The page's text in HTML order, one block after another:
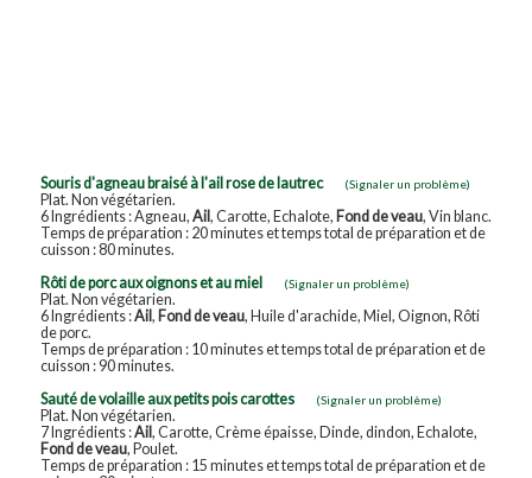
Souris d'agneau braisé à l'ail rose de lautrec (Signaler un problème)
Plat. Non végétarien.
6 Ingrédients : Agneau, Ail , Carotte, Echalote, Fond de veau, Vin blanc.
Temps de préparation : 20 minutes et temps total de préparation et de
cuisson : 80 minutes.
Rôti de porc aux oignons et au miel
(Signaler un problème)
Plat. Non végétarien.
6 Ingrédients :Ail , Fond de veau, Huile d'arachide, Miel, Oignon, Rôti
de porc.
Temps de préparation : 10 minutes et temps total de préparation et de
cuisson : 90 minutes.
Sauté de volaille aux petits pois carottes
(Signaler un problème)
Plat. Non végétarien.
7 Ingrédients :Ail , Carotte, Crème épaisse, Dinde, dindon, Echalote,
Fond de veau, Poulet.
Temps de préparation : 15 minutes et temps total de préparation et de